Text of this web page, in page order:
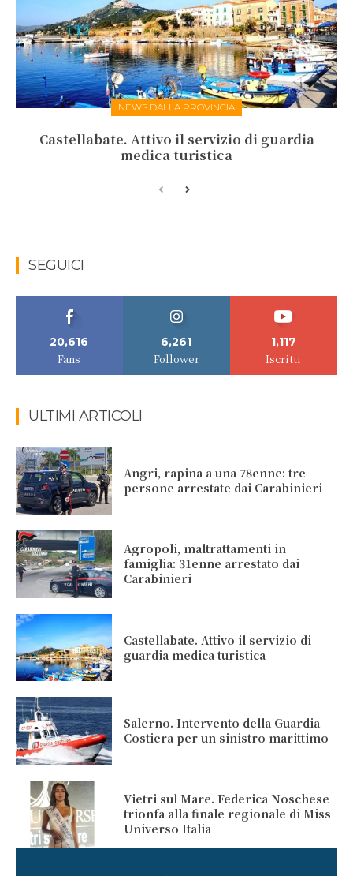
NEWS DALLA PROVINCIA
Castellabate. Attivo il servizio di guardia
medica turistica
SEGUICI
20,616
Fans
6,261
Follower
1,117
Iscritti
ULTIMI ARTICOLI
Angri, rapina a una 78enne: tre
persone arrestate dai Carabinieri
Agropoli, maltrattamenti in
famiglia: 31enne arrestato dai
Carabinieri
Castellabate. Attivo il servizio di
guardia medica turistica
Salerno. Intervento della Guardia
Costiera per un sinistro marittimo
Vietri sul Mare. Federica Noschese
trionfa alla finale regionale di Miss
Universo Italia